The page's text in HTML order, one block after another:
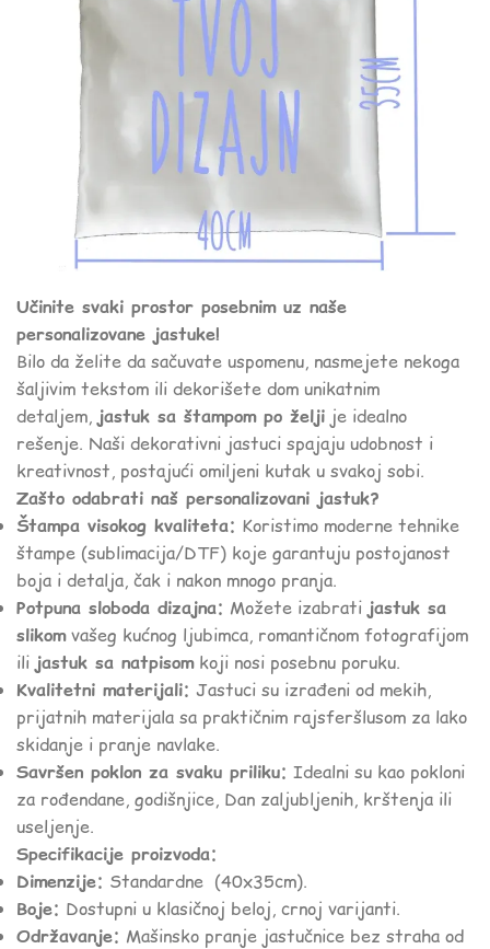
Učinite svaki prostor posebnim uz naše
personalizovane jastuke!
Bilo da želite da sačuvate uspomenu, nasmejete nekoga
šaljivim tekstom ili dekorišete dom unikatnim
detaljem, jastuk sa štampom po želji je idealno
rešenje. Naši dekorativni jastuci spajaju udobnost i
kreativnost, postajući omiljeni kutak u svakoj sobi.
Zašto odabrati naš personalizovani jastuk?
Štampa visokog kvaliteta: Koristimo moderne tehnike
štampe (sublimacija/DTF) koje garantuju postojanost
boja i detalja, čak i nakon mnogo pranja.
Potpuna sloboda dizajna: Možete izabrati jastuk sa
slikomvašeg kućnog ljubimca, romantičnom fotografijom
ili jastuk sa natpisomkoji nosi posebnu poruku.
Kvalitetni materijali: Jastuci su izrađeni od mekih,
prijatnih materijala sa praktičnim rajsferšlusom za lako
skidanje i pranje navlake.
Savršen poklon za svaku priliku: Idealni su kao pokloni
za rođendane, godišnjice, Dan zaljubljenih, krštenja ili
useljenje.
Specifikacije proizvoda:
Dimenzije: Standardne (40x35cm).
Boje: Dostupni u klasičnoj beloj, crnoj varijanti.
Održavanje: Mašinsko pranje jastučnice bez straha od